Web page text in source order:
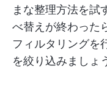
まな整理方法を試
べ替えが終わった
フィルタリングを
を絞り込みましょ